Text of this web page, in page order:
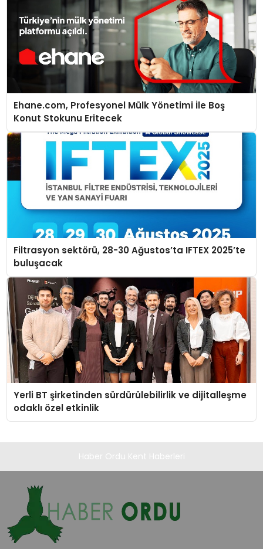
Ehane.com, Profesyonel Mülk Yönetimi İle Boş
Konut Stokunu Eritecek
Filtrasyon sektörü, 28-30 Ağustos’ta IFTEX 2025’te
buluşacak
Yerli BT şirketinden sürdürülebilirlik ve dijitalleşme
odaklı özel etkinlik